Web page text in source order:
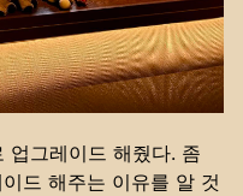
업그레이드 해줬다. 좀
드 해주는 이유를 알 것